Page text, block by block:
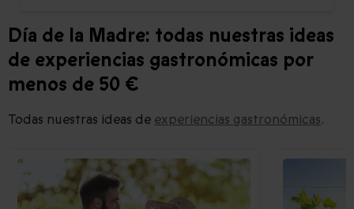
Día de la Madre: todas nuestras ideas
de experiencias gastronómicas por
menos de 50 €
Todas nuestras ideas de experiencias gastronómicas.